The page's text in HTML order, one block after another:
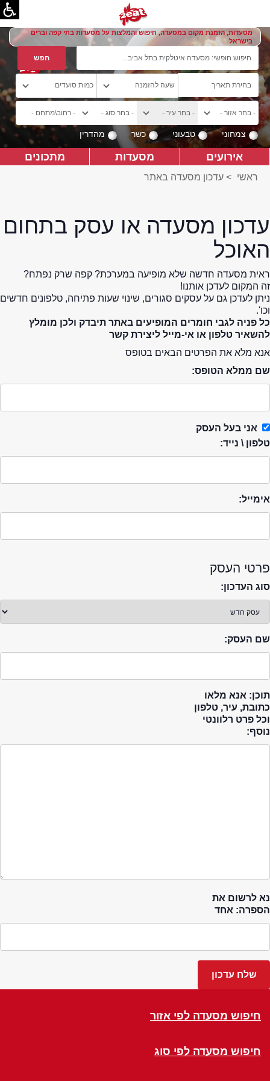
מסעדות, הזמנת מקום במסעדה, חיפוש והמלצות על מסעדות בתי קפה וברים
בישראל
צמחוני טבעוני כשר מהדרין
אירועים מסעדות מתכונים
ראשי > עדכון מסעדה באתר
עדכון מסעדה או עסק בתחום
האוכל
ראית מסעדה חדשה שלא מופיעה במערכת? קפה שרק נפתח?
זה המקום לעדכן אותנו!
ניתן לעדכן גם על עסקים סגורים, שינוי שעות פתיחה, טלפונים חדשים
וכו'.
כל פניה לגבי חומרים המופיעים באתר תיבדק ולכן מומלץ
להשאיר טלפון או אי-מייל ליצירת קשר
אנא מלא את הפרטים הבאים בטופס
שם ממלא הטופס:
אני בעל העסק
טלפון \ נייד:
אימייל:
פרטי העסק
סוג העדכון:
שם העסק:
תוכן: אנא מלאו
כתובת, עיר, טלפון
וכל פרט רלוונטי
נוסף:
נא לרשום את
הספרה: אחד
חיפוש מסעדה לפי אזור
חיפוש מסעדה לפי סוג